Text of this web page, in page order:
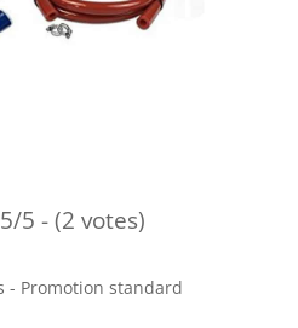
5/5 - (2 votes)